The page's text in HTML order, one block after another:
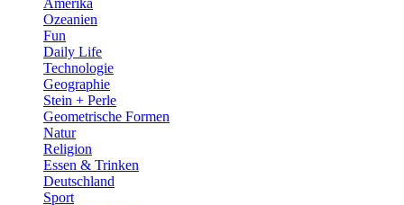
Amerika
Ozeanien
Fun
Daily Life
Technologie
Geographie
Stein + Perle
Geometrische Formen
Natur
Religion
Essen & Trinken
Deutschland
Sport